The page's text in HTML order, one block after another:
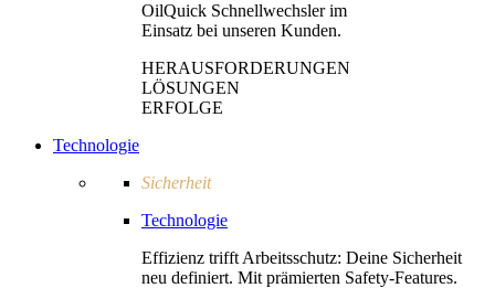
OilQuick Schnellwechsler im
Einsatz bei unseren Kunden.
HERAUSFORDERUNGEN
LÖSUNGEN
ERFOLGE
Technologie
Sicherheit
Technologie
Effizienz trifft Arbeitsschutz: Deine Sicherheit
neu definiert. Mit prämierten Safety-Features.